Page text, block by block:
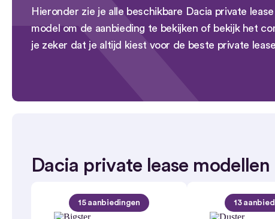
Hieronder zie je alle beschikbare Dacia private
model om de aanbieding te bekijken of bekijk het
je zeker dat je altijd kiest voor de beste private
Dacia private lease modellen
15 aanbiedingen 13